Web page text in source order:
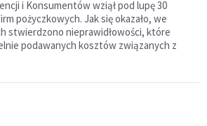
i Konsumentów wziął pod lupę 30
pożyczkowych. Jak się okazało, we
stwierdzono nieprawidłowości, które
podawanych kosztów związanych z